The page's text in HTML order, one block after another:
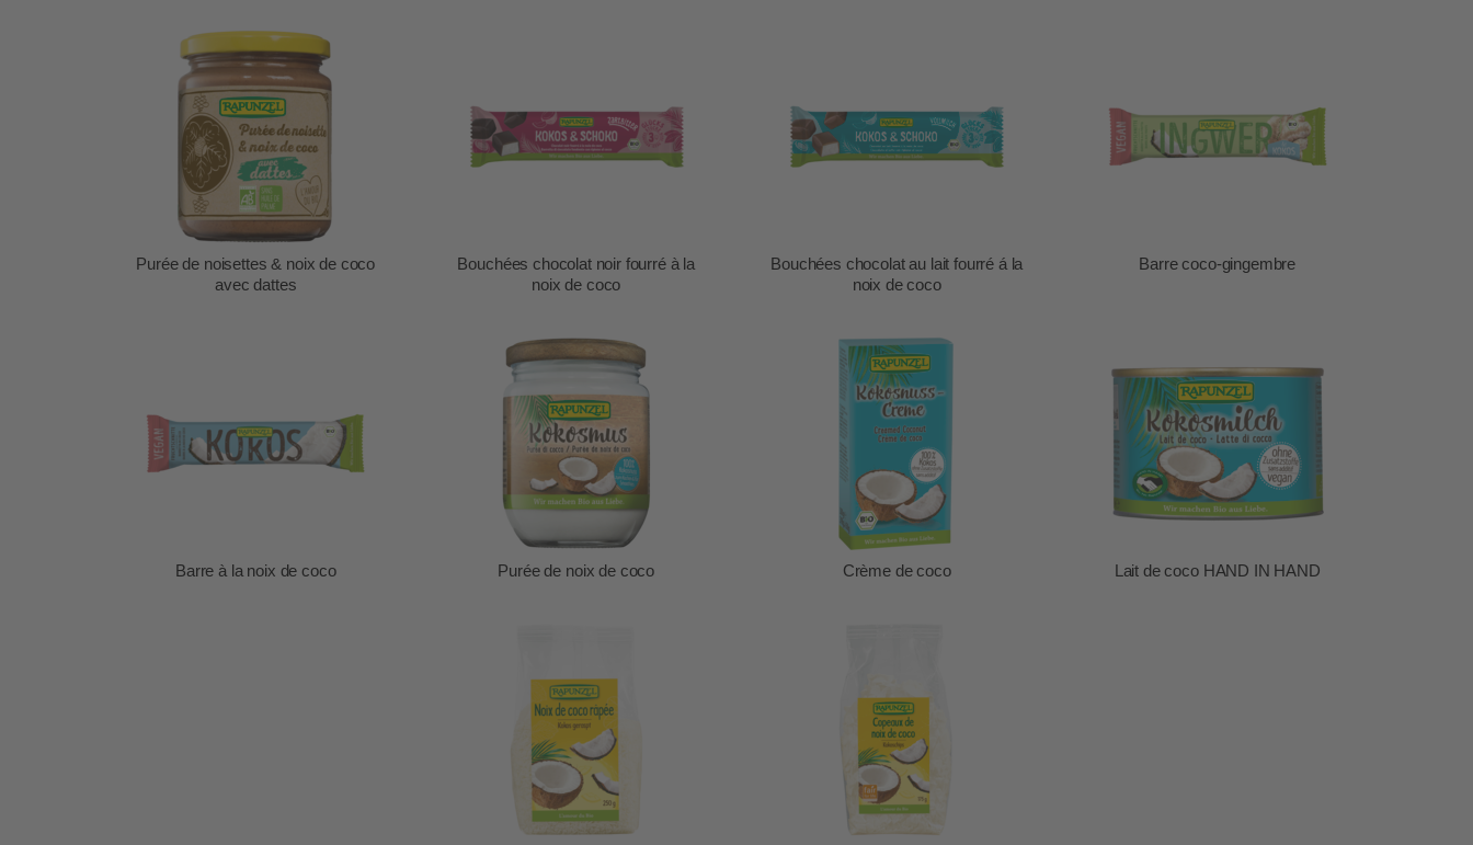
Purée de noisettes & noix de coco
avec dattes
Bouchées chocolat noir fourré à la
noix de coco
Bouchées chocolat au lait fourré á la
noix de coco
Barre coco-gingembre
Barre à la noix de coco Purée de noix de coco Crème de coco Lait de coco HAND IN HAND